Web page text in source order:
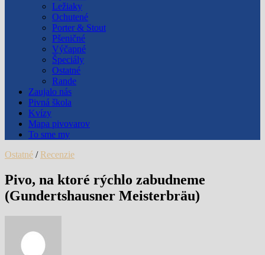
Ležiaky
Ochutené
Porter & Stout
Pšeničné
Výčapné
Špeciály
Ostatné
Rande
Zaujalo nás
Pivná škola
Kvízy
Mapa pivovarov
To sme my
Ostatné / Recenzie
Pivo, na ktoré rýchlo zabudneme
(Gundertshausner Meisterbräu)